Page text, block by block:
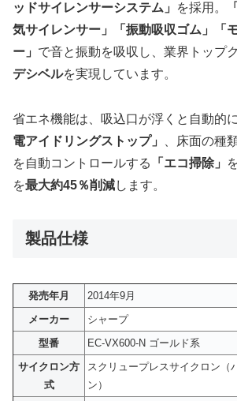
ッドサイレンサーシステム」 を採用。
気サイレンサー」「振動吸収ゴム」「
ー」 で音と振動を吸収し、業界トップ
デシベルを実現しています。
省エネ機能は、吸込口が浮くと自動的
電アイドリングストップ」
、床面の種
を自動コントロールする
「エコ掃除」
を最大約45％削減します。
製品仕様
発売年月
2014年9月
メーカー
シャープ
型番
EC-VX600-N ゴールド系
サイクロン方
式
スクリュープレスサイクロン（
ン）